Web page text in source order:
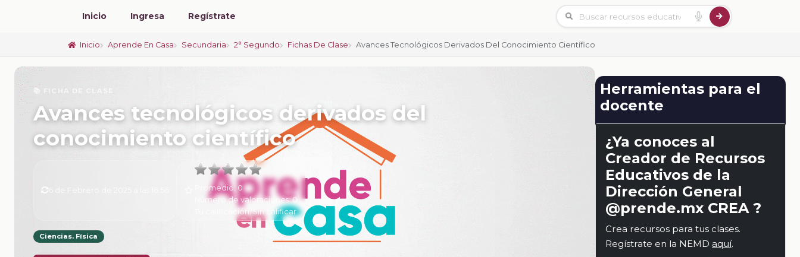
Inicio Ingresa Regístrate
Inicio Aprende En Casa Secundaria 2° Segundo Fichas De Clase Avances Tecnológicos Derivados Del Conocimiento Científico
📚 FICHA DE CLASE
Avances tecnológicos derivados del
conocimiento científico
Promedio: 0
Número de valoraciones:0
Tu calificación:Sin calificar
Ciencias. Física
Herramientas para el
docente
¿Ya conoces al
Creador de Recursos
Educativos de la
Dirección General
@prende.mx CREA ?
Crea recursos para tus clases.
Regístrate en la NEMD aquí.